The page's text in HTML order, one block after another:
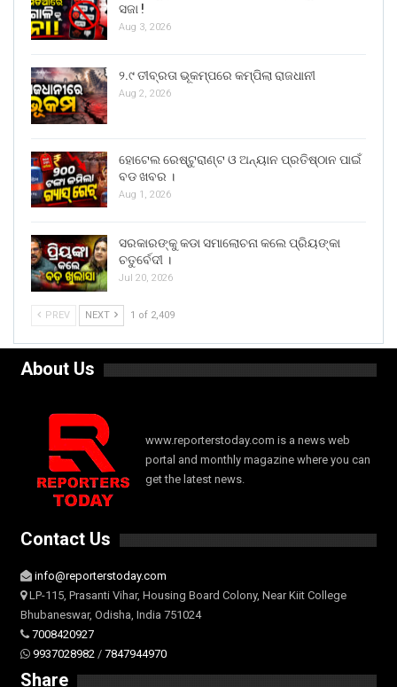
ସଜା !
Aug 3, 2026
୨.୯ ତୀବ୍ରତା ଭୂକମ୍ପରେ କମ୍ପିଲା ରାଜଧାନୀ
Aug 2, 2026
ହୋଟେଲ ରେଷ୍ଟୁରାଣ୍ଟ ଓ ଅନ୍ୟାନ ପ୍ରତିଷ୍ଠାନ ପାଇଁ
ବଡ ଖବର ।
Aug 1, 2026
ସରକାରଙ୍କୁ କଡା ସମାଲୋଚନା କଲେ ପ୍ରିୟଙ୍କା
ଚତୁର୍ବେଦୀ ।
Jul 20, 2026
PREV NEXT 1 of 2,409
About Us
www.reporterstoday.com is a news web
portal and monthly magazine where you can
get the latest news.
Contact Us
info@reporterstoday.com
LP-115, Prasanti Vihar, Housing Board Colony, Near Kiit College
Bhubaneswar, Odisha, India 751024
7008420927
9937028982 / 7847944970
Share